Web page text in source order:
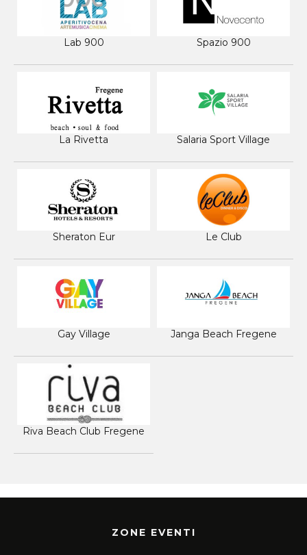
Lab 900 Spazio 900
La Rivetta Salaria Sport Village
Sheraton Eur Le Club
Gay Village Janga Beach Fregene
Riva Beach Club Fregene
ZONE EVENTI